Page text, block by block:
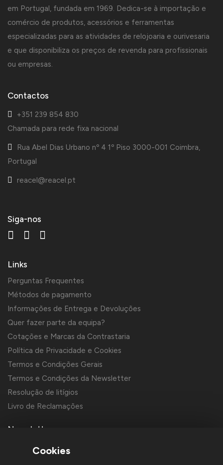
em Portugal, fundada em 1969. Dedica-se à importação e
comércio de produtos, acessórios e ferramentas
especializadas para as atividades de relojoaria e ourivesaria
e que disponibiliza os preços de revenda para profissionais
ou empresas.
Contactos
+351 239 854 830
Chamada para rede fixa nacional
Rua Abel Dias Urbano nº 4 1º Piso 3000-001 Coimbra,
Portugal
reacel@reacel.pt
Siga-nos
Links
Perguntas Frequentes
Métodos de pagamento
Informações de Entrega e Devoluções
Quer fazer parte da equipa?
Cotações e Marcas da Contrastaria
Política de Privacidade e Cookies
Termos e Condições Gerais
Termos e Condições da Newsletter
Resolução de litígios
Livro de Reclamações
Newsletter
Cookies